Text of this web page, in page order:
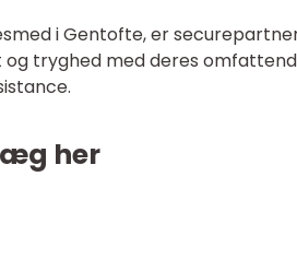
i Gentofte, er
tryghed med deres
her